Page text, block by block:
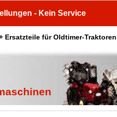
- Kein Service
Ersatzteile für Oldtimer-Traktoren